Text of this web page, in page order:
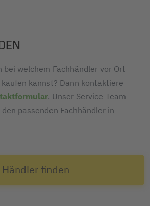
bei welchem Fachhändler vor Ort
kannst? Dann kontaktiere
. Unser Service-Team
passenden Fachhändler in
Händler finden